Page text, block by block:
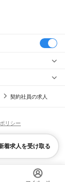
鶴見区
箕面市
四條畷市 交野市
吹田駅
東部市場前駅
加工
）・バーテンダー
）
げOKネイルOK
活躍中
契約社員の求人
着求人を受け取る
リシー